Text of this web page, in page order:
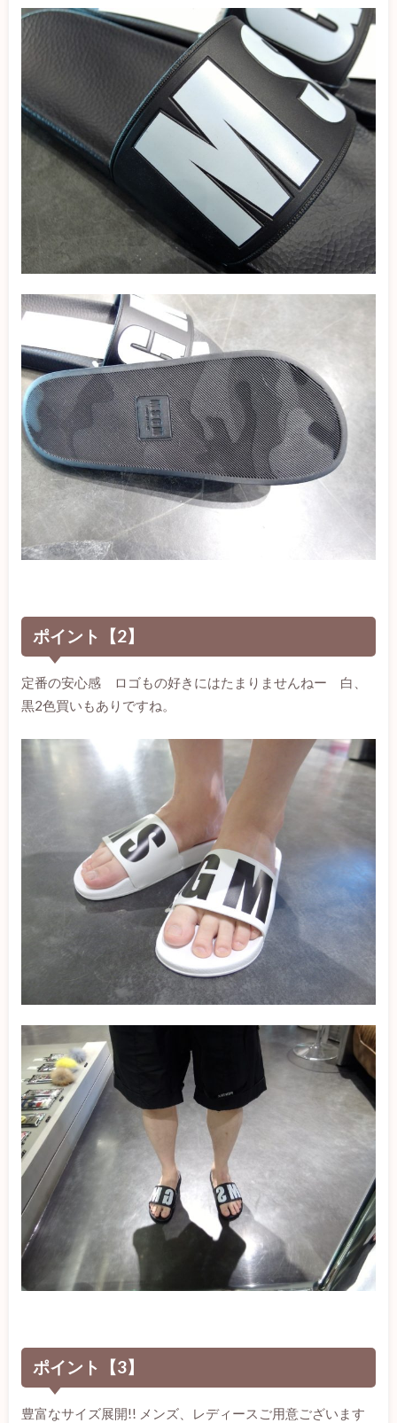
ポイント【2】
定番の安心感 ロゴもの好きにはたまりませんねー 白、
黒2色買いもありですね。
ポイント【3】
豊富なサイズ展開!! メンズ、レディースご用意ございます